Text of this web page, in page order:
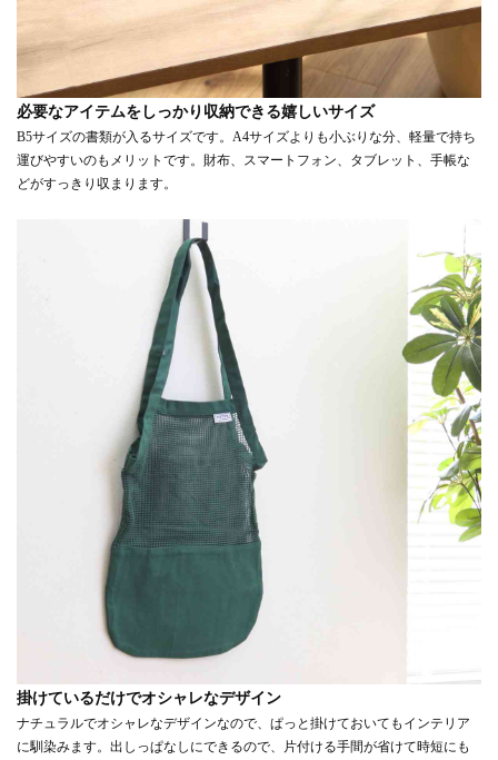
必要なアイテムをしっかり収納できる嬉しいサイズ
B5サイズの書類が入るサイズです。A4サイズよりも小ぶりな分、軽量で持ち
運びやすいのもメリットです。財布、スマートフォン、タブレット、手帳な
どがすっきり収まります。
掛けているだけでオシャレなデザイン
ナチュラルでオシャレなデザインなので、ぱっと掛けておいてもインテリア
に馴染みます。出しっぱなしにできるので、片付ける手間が省けて時短にも